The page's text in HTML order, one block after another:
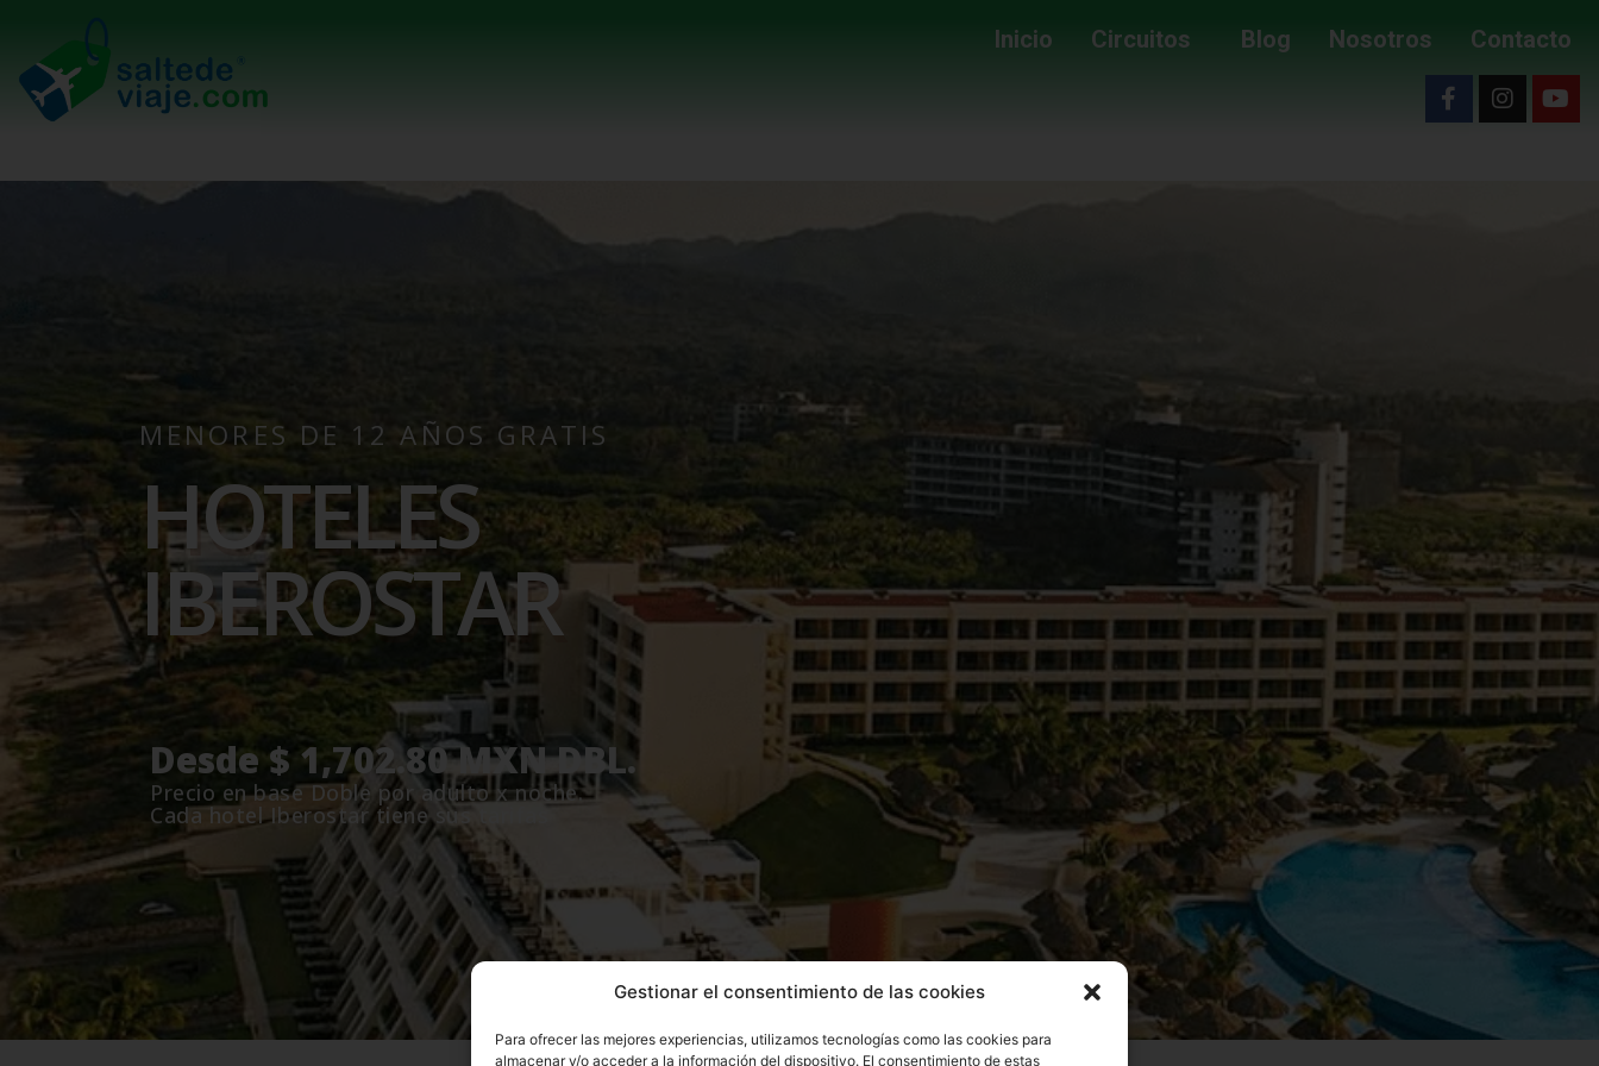
Gestionar el consentimiento de las cookies
Para ofrecer las mejores experiencias, utilizamos tecnologías como las cookies para
almacenar y/o acceder a la información del dispositivo. El consentimiento de estas
Inicio Circuitos Blog Nosotros Contacto
MENORES DE 12 AÑOS GRATIS
HOTELES
IBEROSTAR
Desde $ 1,702.80 MXN DBL.
Precio en base Doble por adulto x noche.
Cada hotel Iberostar tiene sus tarifas